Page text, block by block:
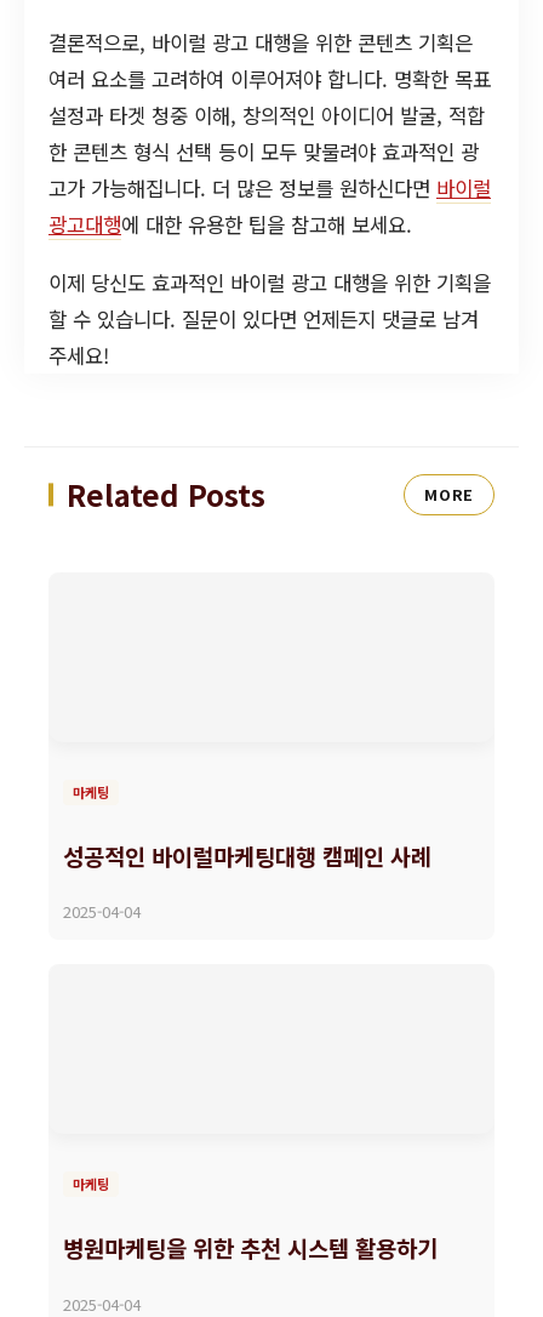
결론적으로, 바이럴 광고 대행을 위한 콘텐츠 기획은
여러 요소를 고려하여 이루어져야 합니다. 명확한 목표
설정과 타겟 청중 이해, 창의적인 아이디어 발굴, 적합
한 콘텐츠 형식 선택 등이 모두 맞물려야 효과적인 광
고가 가능해집니다. 더 많은 정보를 원하신다면 바이럴
광고대행에 대한 유용한 팁을 참고해 보세요.
이제 당신도 효과적인 바이럴 광고 대행을 위한 기획을
할 수 있습니다. 질문이 있다면 언제든지 댓글로 남겨
주세요!
Related Posts MORE
마케팅
성공적인 바이럴마케팅대행 캠페인 사례
2025-04-04
마케팅
병원마케팅을 위한 추천 시스템 활용하기
2025-04-04